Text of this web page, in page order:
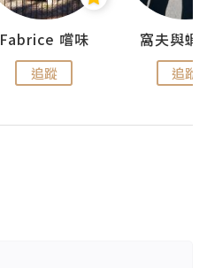
Fabrice 嚐味
追蹤
窩夫與蝦
追蹤